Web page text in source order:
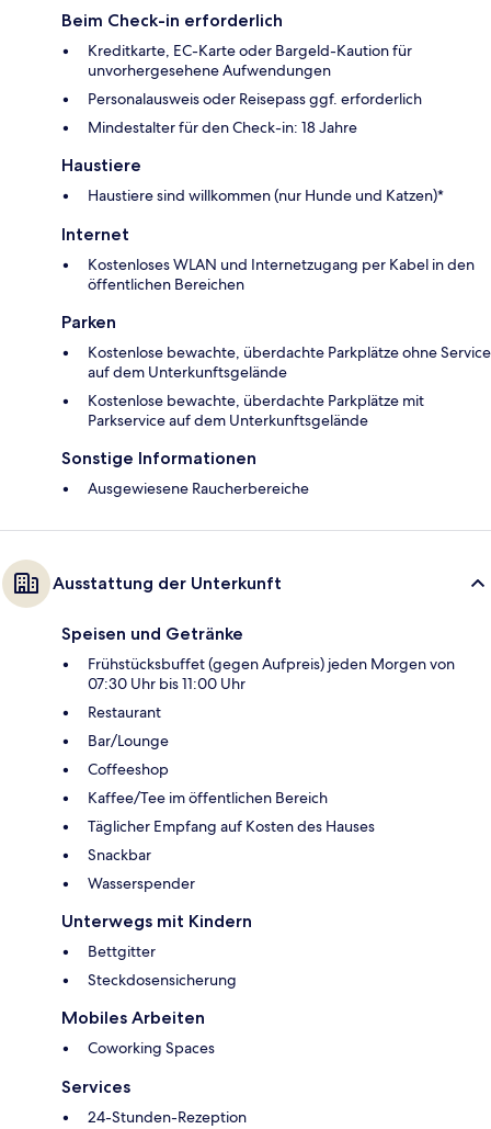
Beim Check-in erforderlich
Kreditkarte, EC-Karte oder Bargeld-Kaution für
unvorhergesehene Aufwendungen
Personalausweis oder Reisepass ggf. erforderlich
Mindestalter für den Check-in: 18 Jahre
Haustiere
Haustiere sind willkommen (nur Hunde und Katzen)*
Internet
Kostenloses WLAN und Internetzugang per Kabel in den
öffentlichen Bereichen
Parken
Kostenlose bewachte, überdachte Parkplätze ohne Service
auf dem Unterkunftsgelände
Kostenlose bewachte, überdachte Parkplätze mit
Parkservice auf dem Unterkunftsgelände
Sonstige Informationen
Ausgewiesene Raucherbereiche
Ausstattung der Unterkunft
Speisen und Getränke
Frühstücksbuffet (gegen Aufpreis) jeden Morgen von
07:30 Uhr bis 11:00 Uhr
Restaurant
Bar/Lounge
Coffeeshop
Kaffee/Tee im öffentlichen Bereich
Täglicher Empfang auf Kosten des Hauses
Snackbar
Wasserspender
Unterwegs mit Kindern
Bettgitter
Steckdosensicherung
Mobiles Arbeiten
Coworking Spaces
Services
24-Stunden-Rezeption